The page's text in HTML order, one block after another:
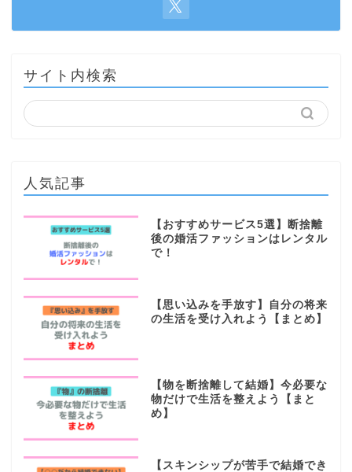
サイト内検索
人気記事
【おすすめサービス5選】断捨離
後の婚活ファッションはレンタル
で！
【思い込みを手放す】自分の将来
の生活を受け入れよう【まとめ】
【物を断捨離して結婚】今必要な
物だけで生活を整えよう【まと
め】
【スキンシップが苦手で結婚でき